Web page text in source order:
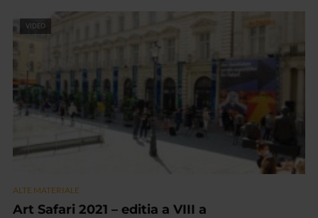
VIDEO
ALTE MATERIALE
Art Safari 2021 – editia a VIII a